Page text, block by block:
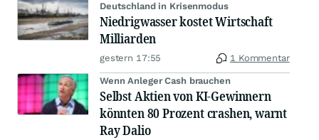
Deutschland in Krisenmodus
Niedrigwasser kostet Wirtschaft
Milliarden
gestern 17:55 1 Kommentar
Wenn Anleger Cash brauchen
Selbst Aktien von KI-Gewinnern
könnten 80 Prozent crashen, warnt
Ray Dalio